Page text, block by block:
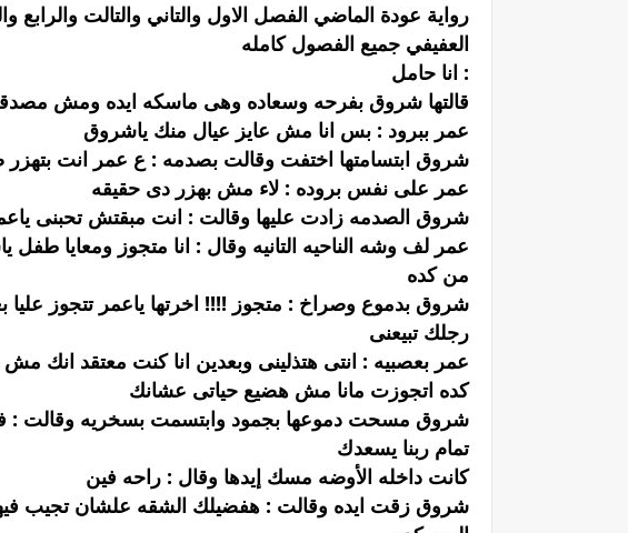
رواية عودة الماضي الفصل الاول والتاني والتالت
العفيفي جميع الفصول كامله
: انا حامل
قالتها شروق بفرحه وسعاده وهى ماسكه ايده ومش
عمر ببرود : بس انا مش عايز عيال منك ياشروق
شروق ابتسامتها اختفت وقالت بصدمه : ع عمر انت
عمر على نفس بروده : لاء مش بهزر دى حقيقه
شروق الصدمه زادت عليها وقالت : انت مبقتش تحبنى
عمر لف وشه الناحيه التانيه وقال : انا متجوز ومعايا
من كده
شروق بدموع وصراخ : متجوز !!!! اخرتها ياعمر تتجوز
رجلك تبيعنى
عمر بعصبيه : انتى هتذلينى وبعدين انا كنت معتقد انك
كده اتجوزت مانا مش هضيع حياتى عشانك
شروق مسحت دموعها بجمود وابتسمت بسخريه وقالت :
تمام ربنا يسعدك
كانت داخله الأوضه مسك إيدها وقال : راحه فين
شروق زقت ايده وقالت : هفضيلك الشقه علشان تجيب